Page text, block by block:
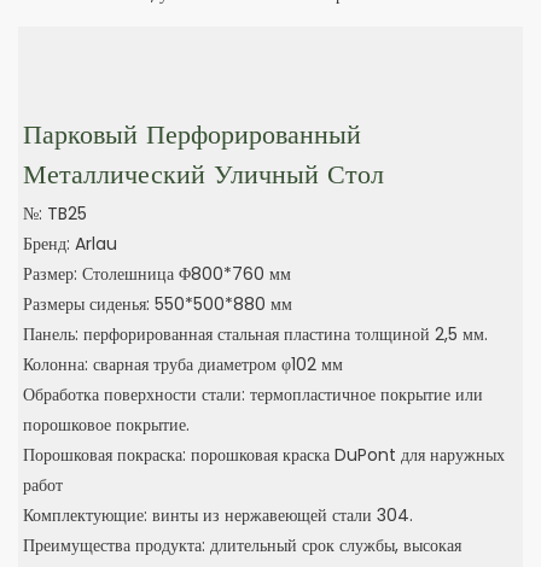
Парковый Перфорированный
Металлический Уличный Стол
№: TB25
Бренд: Arlau
Размер: Столешница Φ800*760 мм
Размеры сиденья: 550*500*880 мм
Панель: перфорированная стальная пластина толщиной 2,5 мм.
Колонна: сварная труба диаметром φ102 мм
Обработка поверхности стали: термопластичное покрытие или
порошковое покрытие.
Порошковая покраска: порошковая краска DuPont для наружных
работ
Комплектующие: винты из нержавеющей стали 304.
Преимущества продукта: длительный срок службы, высокая